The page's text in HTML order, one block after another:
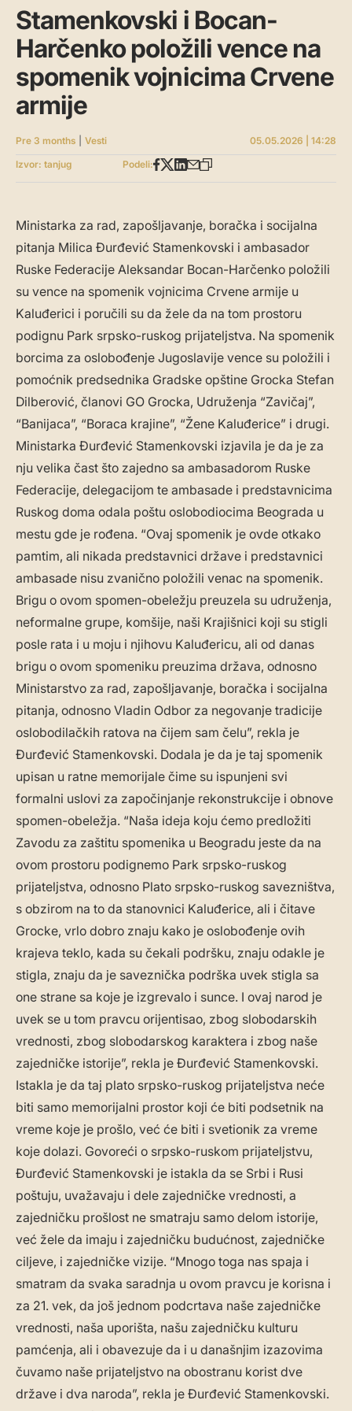
Stamenkovski i Bocan-
Harčenko položili vence na
spomenik vojnicima Crvene
armije
Pre 3 months Vesti
05.05.2026 | 14:28
Izvor: tanjug
Podeli:
Ministarka za rad, zapošljavanje, boračka i socijalna
pitanja Milica Đurđević Stamenkovski i ambasador
Ruske Federacije Aleksandar Bocan-Harčenko položili
su vence na spomenik vojnicima Crvene armije u
Kaluđerici i poručili su da žele da na tom prostoru
podignu Park srpsko-ruskog prijateljstva. Na spomenik
borcima za oslobođenje Jugoslavije vence su položili i
pomoćnik predsednika Gradske opštine Grocka Stefan
Dilberović, članovi GO Grocka, Udruženja “Zavičaj”,
“Banijaca”, “Boraca krajine”, “Žene Kaluđerice” i drugi.
Ministarka Đurđević Stamenkovski izjavila je da je za
nju velika čast što zajedno sa ambasadorom Ruske
Federacije, delegacijom te ambasade i predstavnicima
Ruskog doma odala poštu oslobodiocima Beograda u
mestu gde je rođena. “Ovaj spomenik je ovde otkako
pamtim, ali nikada predstavnici države i predstavnici
ambasade nisu zvanično položili venac na spomenik.
Brigu o ovom spomen-obeležju preuzela su udruženja,
neformalne grupe, komšije, naši Krajišnici koji su stigli
posle rata i u moju i njihovu Kaluđericu, ali od danas
brigu o ovom spomeniku preuzima država, odnosno
Ministarstvo za rad, zapošljavanje, boračka i socijalna
pitanja, odnosno Vladin Odbor za negovanje tradicije
oslobodilačkih ratova na čijem sam čelu”, rekla je
Đurđević Stamenkovski. Dodala je da je taj spomenik
upisan u ratne memorijale čime su ispunjeni svi
formalni uslovi za započinjanje rekonstrukcije i obnove
spomen-obeležja. “Naša ideja koju ćemo predložiti
Zavodu za zaštitu spomenika u Beogradu jeste da na
ovom prostoru podignemo Park srpsko-ruskog
prijateljstva, odnosno Plato srpsko-ruskog savezništva,
s obzirom na to da stanovnici Kaluđerice, ali i čitave
Grocke, vrlo dobro znaju kako je oslobođenje ovih
krajeva teklo, kada su čekali podršku, znaju odakle je
stigla, znaju da je saveznička podrška uvek stigla sa
one strane sa koje je izgrevalo i sunce. I ovaj narod je
uvek se u tom pravcu orijentisao, zbog slobodarskih
vrednosti, zbog slobodarskog karaktera i zbog naše
zajedničke istorije”, rekla je Đurđević Stamenkovski.
Istakla je da taj plato srpsko-ruskog prijateljstva neće
biti samo memorijalni prostor koji će biti podsetnik na
vreme koje je prošlo, već će biti i svetionik za vreme
koje dolazi. Govoreći o srpsko-ruskom prijateljstvu,
Đurđević Stamenkovski je istakla da se Srbi i Rusi
poštuju, uvažavaju i dele zajedničke vrednosti, a
zajedničku prošlost ne smatraju samo delom istorije,
već žele da imaju i zajedničku budućnost, zajedničke
ciljeve, i zajedničke vizije. “Mnogo toga nas spaja i
smatram da svaka saradnja u ovom pravcu je korisna i
za 21. vek, da još jednom podcrtava naše zajedničke
vrednosti, naša uporišta, našu zajedničku kulturu
pamćenja, ali i obavezuje da i u današnjim izazovima
čuvamo naše prijateljstvo na obostranu korist dve
države i dva naroda”, rekla je Đurđević Stamenkovski.